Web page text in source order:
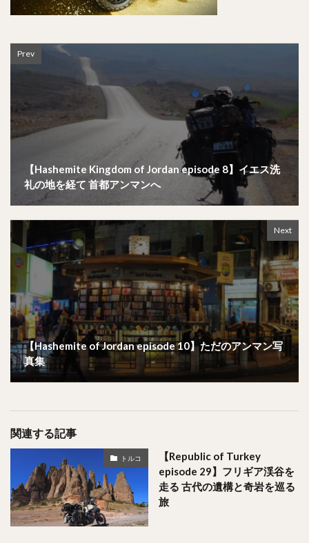
Prev
【Hashemite Kingdom of Jordan episode 8】イエス洗
礼の地を経て 首都アンマンへ
Next
【Hashemite of Jordan episode 10】ただのアンマン写
真集
関連する記事
トルコ
【Republic of Turkey
episode 29】フリギア渓谷を
走る 古代の遺構と奇岩を巡る
旅